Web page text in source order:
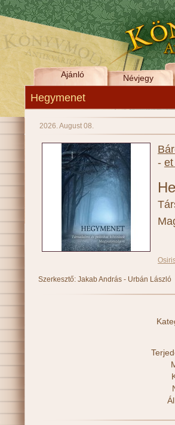
Ajánló Névjegy
Hegymenet
2026. August 08.
-
Szerkesztő: Jakab András - Urbán László